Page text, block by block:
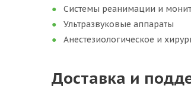
Системы реанимации и
Ультразвуковые аппараты
Анестезиологическое и
Доставка и